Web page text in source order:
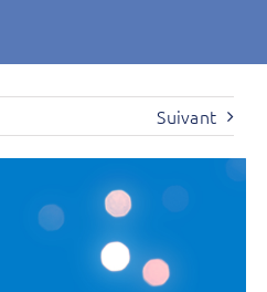
Suivant